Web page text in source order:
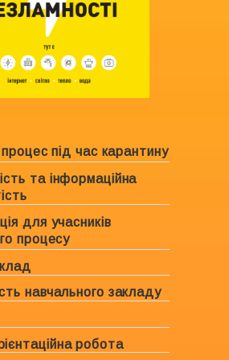
процес під час карантину
та інформаційна
закладу
про право власності
про академічну
навчального закладу
управління
для учасників
процесу
про навчальний
навчального
навчального закладу
Комунального
«Харківська спеціальна
№6 ХОР»
уроків
робота